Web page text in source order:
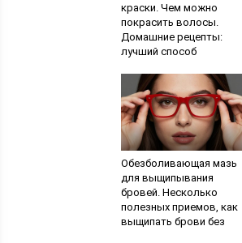
краски. Чем можно
покрасить волосы.
Домашние рецепты:
лучший способ
без вреда для волос
Обезболивающая мазь
для выщипывания
бровей. Несколько
полезных приемов, как
выщипать брови без